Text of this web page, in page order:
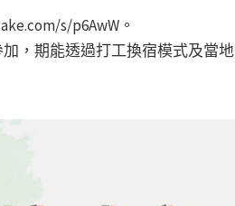
s/p6AwW。
，期能透過打工換宿模式及當